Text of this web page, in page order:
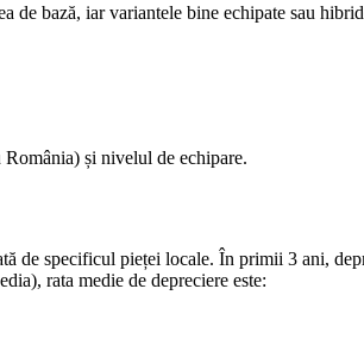
bază, iar variantele bine echipate sau
și nivelul de echipare.
specificul pieței locale. În primii 3 ani,
rata medie de depreciere este: